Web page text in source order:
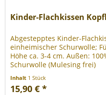
Kinder-Flachkissen
Abgestepptes Kinder-
einheimischer Schurwolle;
Höhe ca. 3-4 cm. Außen:
Schurwolle (Mulesing frei)
Inhalt 1 Stück
15,90 € *